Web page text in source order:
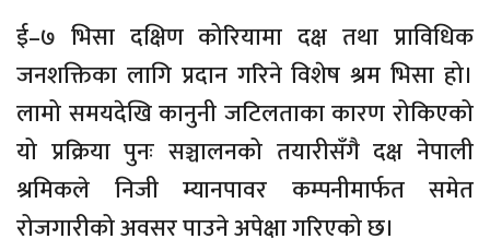
ई–७ भिसा दक्षिण कोरियामा दक्ष तथा प्राविधिक
जनशक्तिका लागि प्रदान गरिने विशेष श्रम भिसा हो।
लामो समयदेखि कानुनी जटिलताका कारण रोकिएको
यो प्रक्रिया पुनः सञ्चालनको तयारीसँगै दक्ष नेपाली
श्रमिकले निजी म्यानपावर कम्पनीमार्फत समेत
रोजगारीको अवसर पाउने अपेक्षा गरिएको छ।